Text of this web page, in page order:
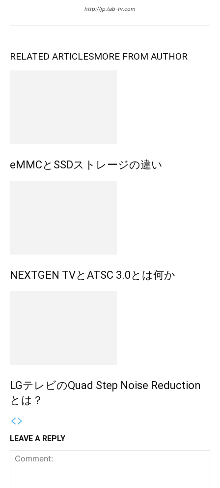
http://jp.tab-tv.com
RELATED ARTICLESMORE FROM AUTHOR
eMMCとSSDストレージの違い
NEXTGEN TVとATSC 3.0とは何か
LGテレビのQuad Step Noise Reduction
とは？
LEAVE A REPLY